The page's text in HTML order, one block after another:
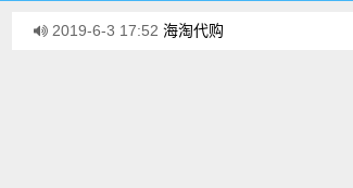
2019-6-3 17:52 海淘代购